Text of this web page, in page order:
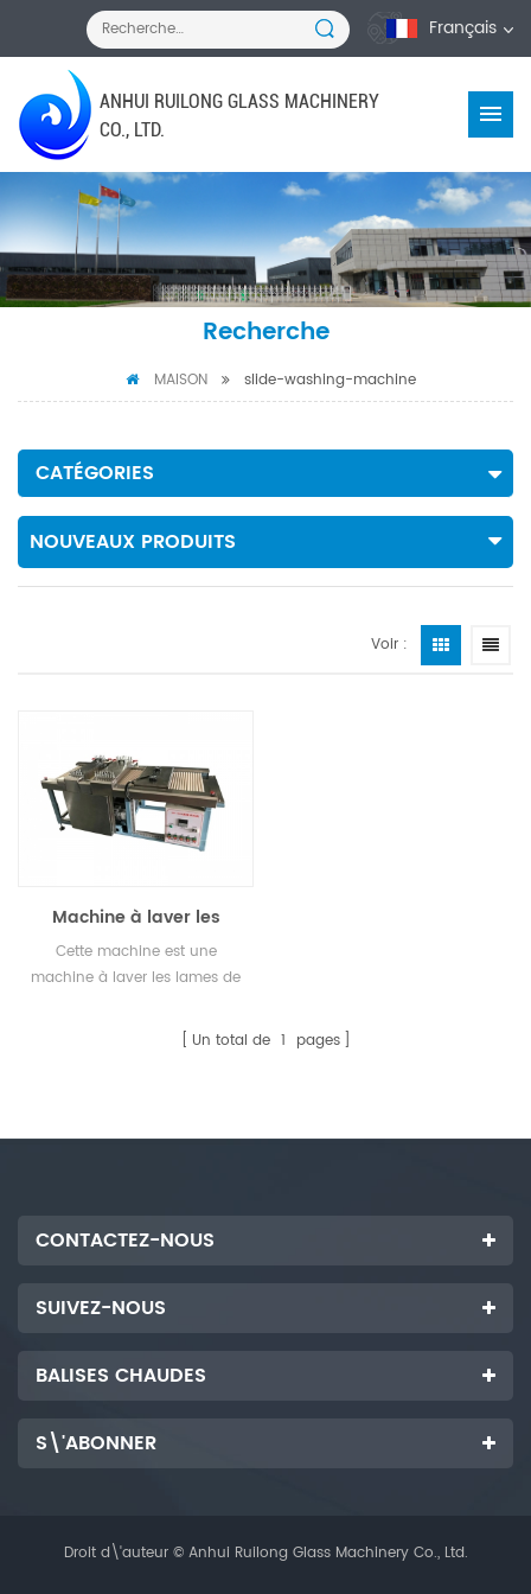
Français
ANHUI RUILONG GLASS MACHINERY
CO., LTD.
Recherche
MAISON slide-washing-machine
CATÉGORIES
NOUVEAUX PRODUITS
Voir :
Machine à laver les
lames de microscope
Cette machine est une
machine à laver les lames de
principale pour 2,54 x 72,6 x 1,1Un total de 1 pages
CONTACTEZ-NOUS
SUIVEZ-NOUS
BALISES CHAUDES
S\'ABONNER
Droit d\'auteur © Anhui Ruilong Glass Machinery Co., Ltd.